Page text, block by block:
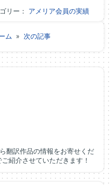
リー： アメリア会員の実績
ム » 次の記事
翻訳作品の情報をお寄せくだ
紹介させていただきます！